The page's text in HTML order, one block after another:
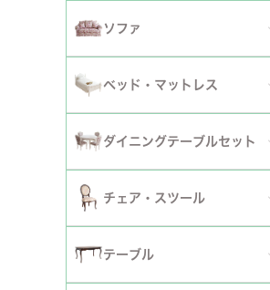
ソファ
全てのソファ
2人掛けソファ
カウチソファ
ベッド・マットレス
全てのベッド・マットレス
シングルベッド
ダイニングテーブルセット
全てのダイニングテーブルセット
4人用ダイニングテーブルセット
チェア・スツール
全てのチェア
テーブル